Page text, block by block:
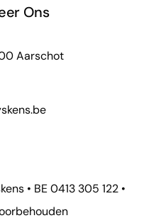
Ons
Aarschot
• BE 0413 305 122 •